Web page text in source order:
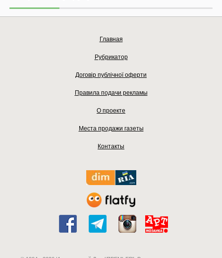
Главная
Рубрикатор
Договір публічної оферти
Правила подачи рекламы
О проекте
Места продажи газеты
Контакты